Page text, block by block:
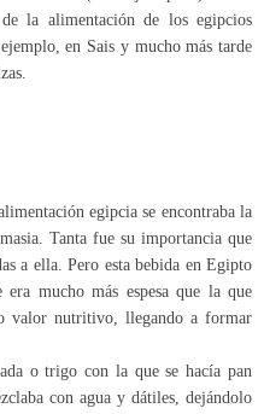
la alimentación de los egipcios
en Sais y mucho más tarde
egipcia se encontraba la
Tanta fue su importancia que
a ella. Pero esta bebida en Egipto
era mucho más espesa que la que
valor nutritivo, llegando a formar
o trigo con la que se hacía pan
con agua y dátiles, dejándolo